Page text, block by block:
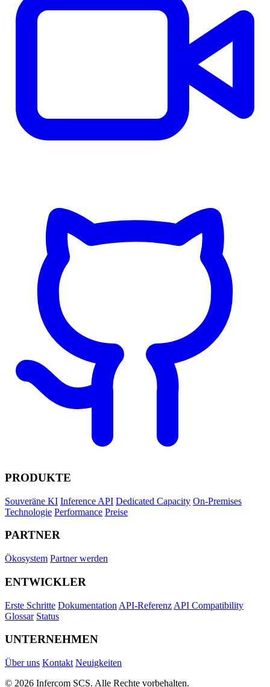
PRODUKTE
Souveräne KI Inference API Dedicated Capacity On-Premises
Technologie Performance Preise
PARTNER
Ökosystem Partner werden
ENTWICKLER
Erste Schritte Dokumentation API-Referenz API Compatibility
Glossar Status
UNTERNEHMEN
Über uns Kontakt Neuigkeiten
© 2026 Infercom SCS. Alle Rechte vorbehalten.